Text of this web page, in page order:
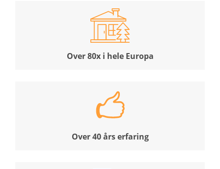
Over 80x i hele Europa
Over 40 års erfaring